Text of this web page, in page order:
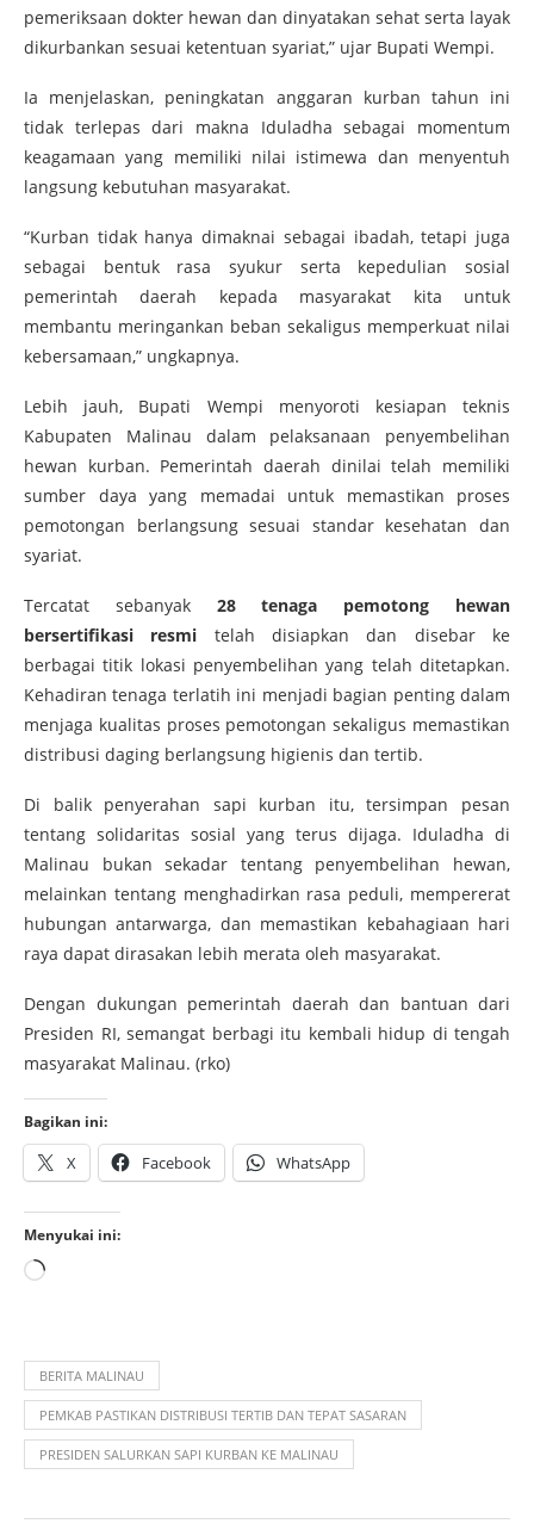
pemeriksaan dokter hewan dan dinyatakan sehat serta layak
dikurbankan sesuai ketentuan syariat,” ujar Bupati Wempi.
Ia menjelaskan, peningkatan anggaran kurban tahun ini
tidak terlepas dari makna Iduladha sebagai momentum
keagamaan yang memiliki nilai istimewa dan menyentuh
langsung kebutuhan masyarakat.
“Kurban tidak hanya dimaknai sebagai ibadah, tetapi juga
sebagai bentuk rasa syukur serta kepedulian sosial
pemerintah daerah kepada masyarakat kita untuk
membantu meringankan beban sekaligus memperkuat nilai
kebersamaan,” ungkapnya.
Lebih jauh, Bupati Wempi menyoroti kesiapan teknis
Kabupaten Malinau dalam pelaksanaan penyembelihan
hewan kurban. Pemerintah daerah dinilai telah memiliki
sumber daya yang memadai untuk memastikan proses
pemotongan berlangsung sesuai standar kesehatan dan
syariat.
Tercatat sebanyak 28 tenaga pemotong hewan
bersertifikasi resmi telah disiapkan dan disebar ke
berbagai titik lokasi penyembelihan yang telah ditetapkan.
Kehadiran tenaga terlatih ini menjadi bagian penting dalam
menjaga kualitas proses pemotongan sekaligus memastikan
distribusi daging berlangsung higienis dan tertib.
Di balik penyerahan sapi kurban itu, tersimpan pesan
tentang solidaritas sosial yang terus dijaga. Iduladha di
Malinau bukan sekadar tentang penyembelihan hewan,
melainkan tentang menghadirkan rasa peduli, mempererat
hubungan antarwarga, dan memastikan kebahagiaan hari
raya dapat dirasakan lebih merata oleh masyarakat.
Dengan dukungan pemerintah daerah dan bantuan dari
Presiden RI, semangat berbagi itu kembali hidup di tengah
masyarakat Malinau. (rko)
Bagikan ini:
X Facebook WhatsApp
Menyukai ini:
BERITA MALINAU
PEMKAB PASTIKAN DISTRIBUSI TERTIB DAN TEPAT SASARAN
PRESIDEN SALURKAN SAPI KURBAN KE MALINAU